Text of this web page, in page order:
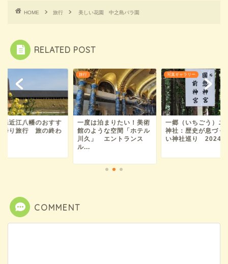
HOME 旅行 美しい花園 中之島バラ園
RELATED POST
県近江八幡のおすす
帰り旅行 旅の終わ
旅行
一度は泊まりたい！美術
館のような空間「ホテル
川久」 エントランス
ル...
写真ギャラリー
一郷（いちごう）ニ
神社：歴史が息づく
い神社巡り 2024
COMMENT